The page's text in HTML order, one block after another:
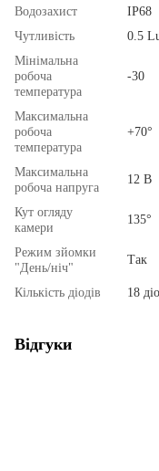
Водозахист
IP68
Чутливість
0.5
Мінімальна
робоча
температура
-30
Максимальна
робоча
температура
+70°
Максимальна
робоча напруга
12 В
Кут огляду
камери
135°
Режим зйомки
"День/ніч"
Так
Кількість діодів 18
Відгуки